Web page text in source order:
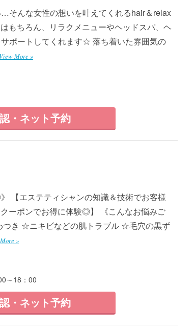
そんな女性の想いを叶えてくれるhair＆relax
もちろん、リラクメニューやヘッドスパ、ヘ
ポートしてくれます☆ 落ち着いた雰囲気の
View More »
・ネット予約
【エステティシャンの知識＆技術でお客様
ーポンでお得に体験◎】 《こんなお悩みご
き ☆ニキビなどの肌トラブル ☆毛穴の黒ず
»
～18：00
・ネット予約